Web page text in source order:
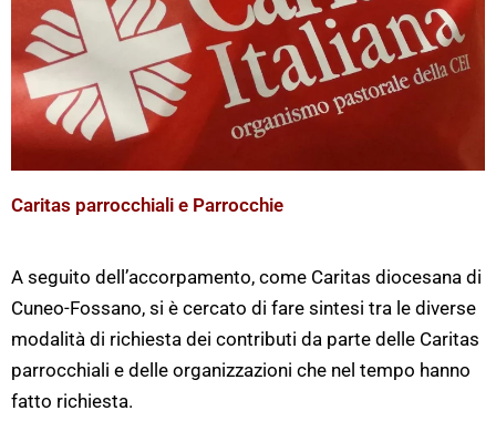
Caritas parrocchiali e Parrocchie
A seguito dell’accorpamento, come Caritas diocesana di
Cuneo-Fossano, si è cercato di fare sintesi tra le diverse
modalità di richiesta dei contributi da parte delle Caritas
parrocchiali e delle organizzazioni che nel tempo hanno
fatto richiesta.